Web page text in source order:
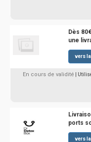
Dès
une
vers
En cours de validité |
ports
vers